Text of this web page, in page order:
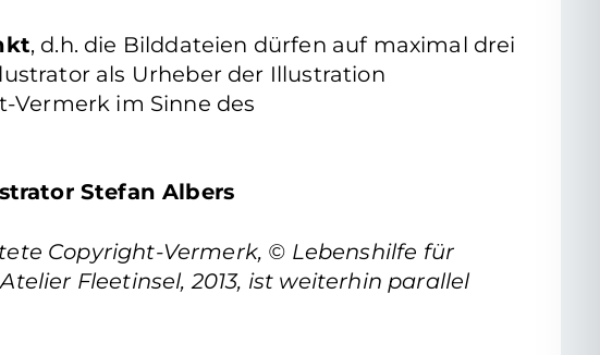
, d.h. die Bilddateien dürfen auf maximal drei
als Urheber der Illustration
Vermerk im Sinne des
Stefan Albers
Copyright-Vermerk, © Lebenshilfe für
Fleetinsel, 2013, ist weiterhin parallel